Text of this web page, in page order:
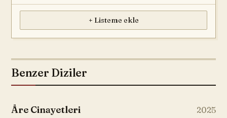
+ Listeme ekle
Benzer Diziler
Åre Cinayetleri 2025